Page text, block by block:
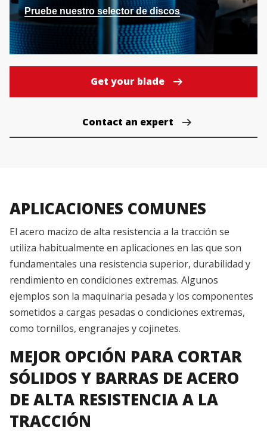
Pruebe nuestro selector de discos
Get your blade
Contact an expert
APLICACIONES COMUNES
El acero macizo de alta resistencia a la tracción se
utiliza habitualmente en aplicaciones en las que son
fundamentales una resistencia superior, durabilidad y
rendimiento en condiciones extremas. Algunos
ejemplos son la maquinaria pesada y los componentes
sometidos a cargas pesadas o condiciones extremas,
como tornillos, engranajes y cojinetes.
MEJOR OPCIÓN PARA CORTAR
SÓLIDOS Y BARRAS DE ACERO
DE ALTA RESISTENCIA A LA
TRACCIÓN